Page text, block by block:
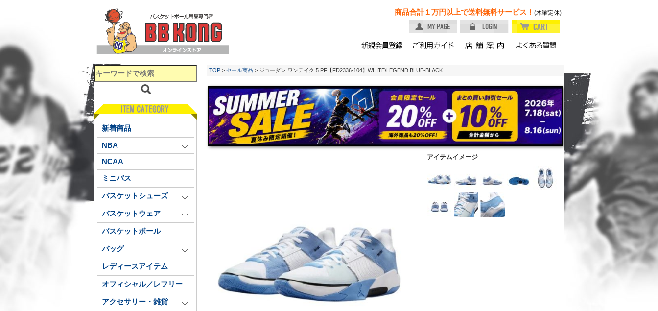
商品合計１万円以上で送料無料サービス！ (木曜定休)
新着商品
NBA
NCAA
ミニバス
バスケットシューズ
バスケットウェア
バスケットボール
バッグ
レディースアイテム
オフィシャル／レフリー
アクセサリー・雑貨
TOP > セール商品 > ジョーダン ワンテイク 5 PF【FD2336-104】WHITE/LEGEND BLUE-BLACK
アイテムイメージ